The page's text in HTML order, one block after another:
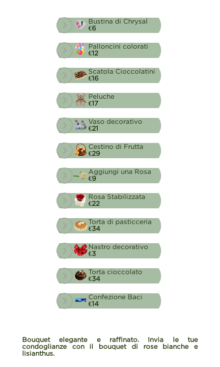
Bustina di Chrysal
€6
Palloncini colorati
€12
Scatola Cioccolatini
€16
Peluche
€17
Vaso decorativo
€21
Cestino di Frutta
€29
Aggiungi una Rosa
€9
Rosa Stabilizzata
€22
Torta di pasticceria
€34
Nastro decorativo
€3
Torta cioccolato
€34
Confezione Baci
€14
Bouquet elegante e raffinato. Invia le tue
condoglianze con il bouquet di rose bianche e
lisianthus.